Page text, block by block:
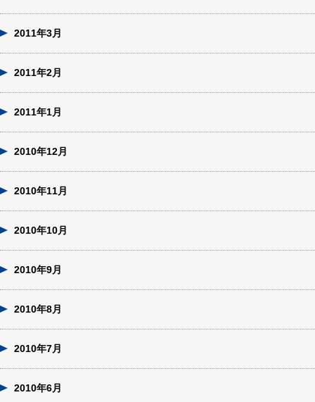
2011年3月
2011年2月
2011年1月
2010年12月
2010年11月
2010年10月
2010年9月
2010年8月
2010年7月
2010年6月